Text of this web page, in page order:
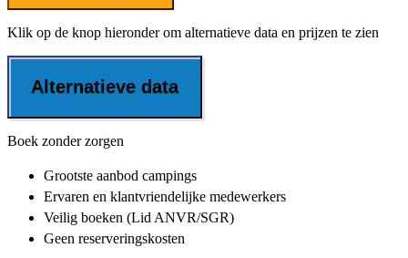
Klik op de knop hieronder om alternatieve data en prijzen te zien
Alternatieve data
Boek zonder zorgen
Grootste aanbod campings
Ervaren en klantvriendelijke medewerkers
Veilig boeken (Lid ANVR/SGR)
Geen reserveringskosten